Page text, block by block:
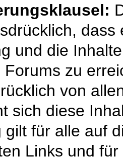
und die
Forums zu
von
sich diese
gilt für alle auf
Links und